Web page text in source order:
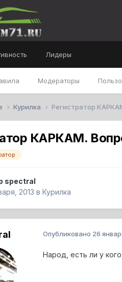
Модераторы
Лидеры
Курилка Регистратор
КАРКАМ.
spectral
2013 в Курилка
Опубликовано 26
Народ, есть ли у